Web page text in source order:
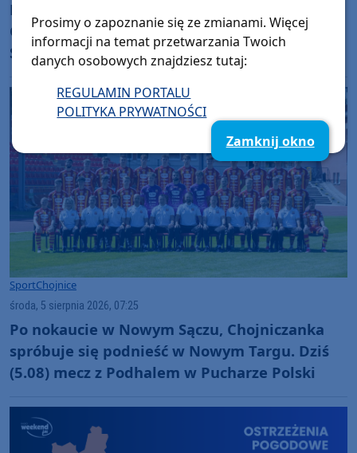
Międzynarodowe sukcesy zawodniczek
Chojnickiego Klubu Żeglarskiego. Klara
Sobczak wicemistrzynią świata, a Basia
Gmurek trzecia w Europie. "Rewelacyjny
wynik"
SportChojnice
środa, 5 sierpnia 2026, 07:25
Po nokaucie w Nowym Sączu, Chojniczanka
spróbuje się podnieść w Nowym Targu. Dziś
(5.08) mecz z Podhalem w Pucharze Polski
Prosimy o zapoznanie się ze zmianami. Więcej
informacji na temat przetwarzania Twoich
danych osobowych znajdziesz tutaj:
REGULAMIN PORTALU
POLITYKA PRYWATNOŚCI
Zamknij okno